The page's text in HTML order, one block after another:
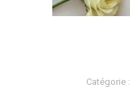
Catégorie :